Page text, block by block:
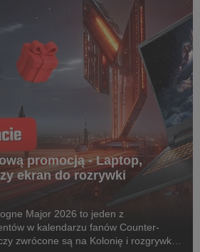
promocją - Laptop,
ekran do rozrywki
Major 2026 to jeden z
w kalendarzu fanów Counter-
zwrócone są na Kolonię i rozgrywki